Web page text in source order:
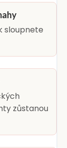
sloupnete
zůstanou